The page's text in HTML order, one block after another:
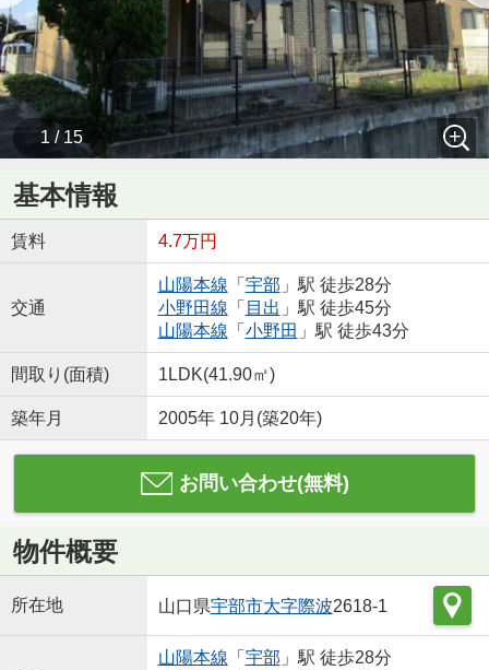
1 / 15
基本情報
賃料 4.7万円
交通
山陽本線 「 宇部 」駅 徒歩28分
小野田線 「 目出 」駅 徒歩45分
山陽本線 「 小野田 」駅 徒歩43分
間取り(面積) 1LDK(41.90㎡)
築年月 2005年 10月(築20年)
お問い合わせ(無料)
物件概要
所在地 山口県宇部市大字際波2618-1
山陽本線 「 宇部 」駅 徒歩28分